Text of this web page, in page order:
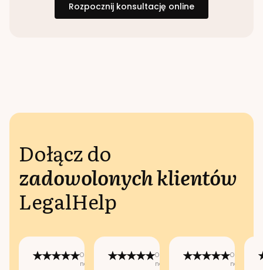
Rozpocznij konsultację online
Dołącz do
zadowolonych klientów
LegalHelp
Opublikowano
na:
Opublikowano
na:
na: